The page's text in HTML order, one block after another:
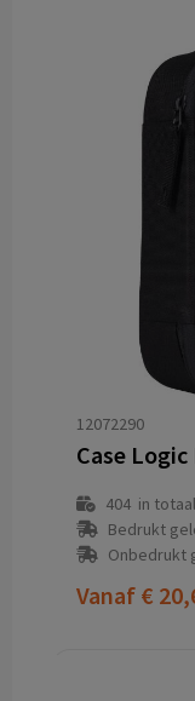
12072290
404in
Bedrukt
Onbedrukt
Vanaf €